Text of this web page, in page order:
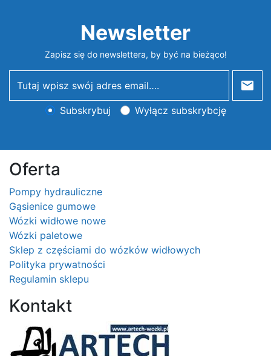
Newsletter
Zapisz się do newslettera, by być na bieżąco!
newsletter
Subskrybuj Wyłącz subskrybcję
Oferta
Pompy hydrauliczne
Gąsienice gumowe
Wózki widłowe nowe
Wózki paletowe
Sklep z częściami do wózków widłowych
Polityka prywatności
Regulamin sklepu
Kontakt